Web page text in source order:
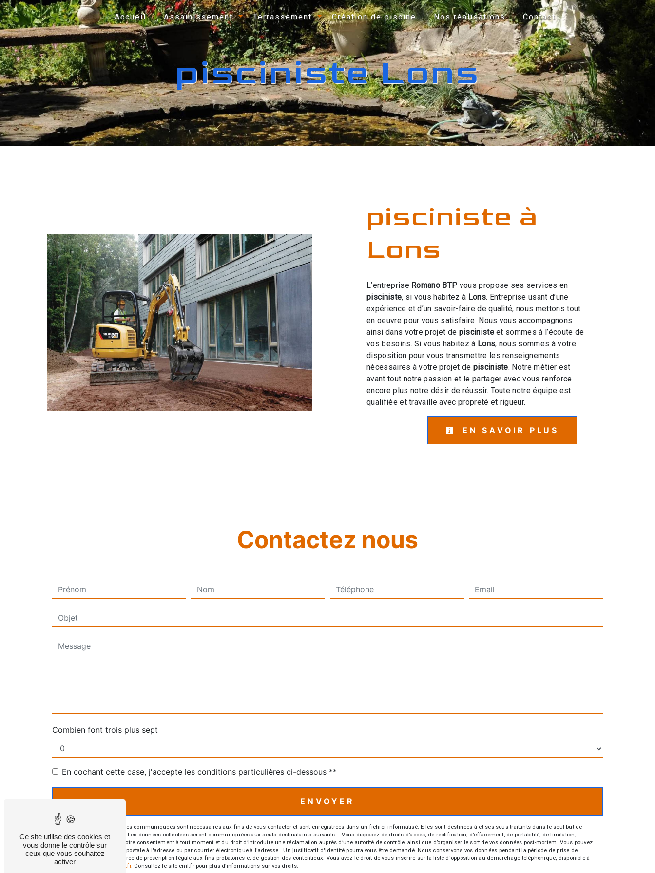
Accueil Assainissement Terrassement Création de piscine Nos réalisations Contact
pisciniste Lons
pisciniste à
Lons
L’entreprise Romano BTP vous propose ses services en
pisciniste, si vous habitez à Lons. Entreprise usant d’une
expérience et d’un savoir-faire de qualité, nous mettons tout
en oeuvre pour vous satisfaire. Nous vous accompagnons
ainsi dans votre projet de piscinisteet sommes à l’écoute de
vos besoins. Si vous habitez à Lons, nous sommes à votre
disposition pour vous transmettre les renseignements
nécessaires à votre projet de pisciniste. Notre métier est
avant tout notre passion et le partager avec vous renforce
encore plus notre désir de réussir. Toute notre équipe est
qualifiée et travaille avec propreté et rigueur.
EN SAVOIR PLUS
Contactez nous
Combien font trois plus sept
En cochant cette case, j'accepte les conditions particulières ci-dessous **
ENVOYER
** Les données personnelles communiquées sont nécessaires aux fins de vous contacter et sont enregistrées dans un fichier informatisé. Elles sont destinées à et ses sous-traitants dans le seul but de
répondre à votre message. Les données collectées seront communiquées aux seuls destinataires suivants: . Vous disposez de droits d’accès, de rectification, d’effacement, de portabilité, de limitation,
d’opposition, de retrait de votre consentement à tout moment et du droit d’introduire une réclamation auprès d’une autorité de contrôle, ainsi que d’organiser le sort de vos données post-mortem. Vous pouvez
exercer ces droits par voie postale à l'adresse ou par courrier électronique à l'adresse . Un justificatif d'identité pourra vous être demandé. Nous conservons vos données pendant la période de prise de
contact puis pendant la durée de prescription légale aux fins probatoires et de gestion des contentieux. Vous avez le droit de vous inscrire sur la liste d'opposition au démarchage téléphonique, disponible à
cette adresse:
Bloctel.gouv.fr. Consultez le site cnil.fr pour plus d’informations sur vos droits.
Panneau de gestion des cookies
Ce site utilise des cookies et
vous donne le contrôle sur
ceux que vous souhaitez
activer